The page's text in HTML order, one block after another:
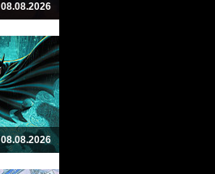
08.08.2026
08.08.2026